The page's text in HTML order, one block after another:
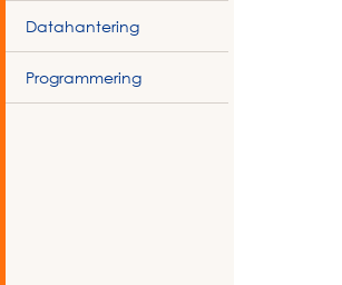
Datahantering
Programmering